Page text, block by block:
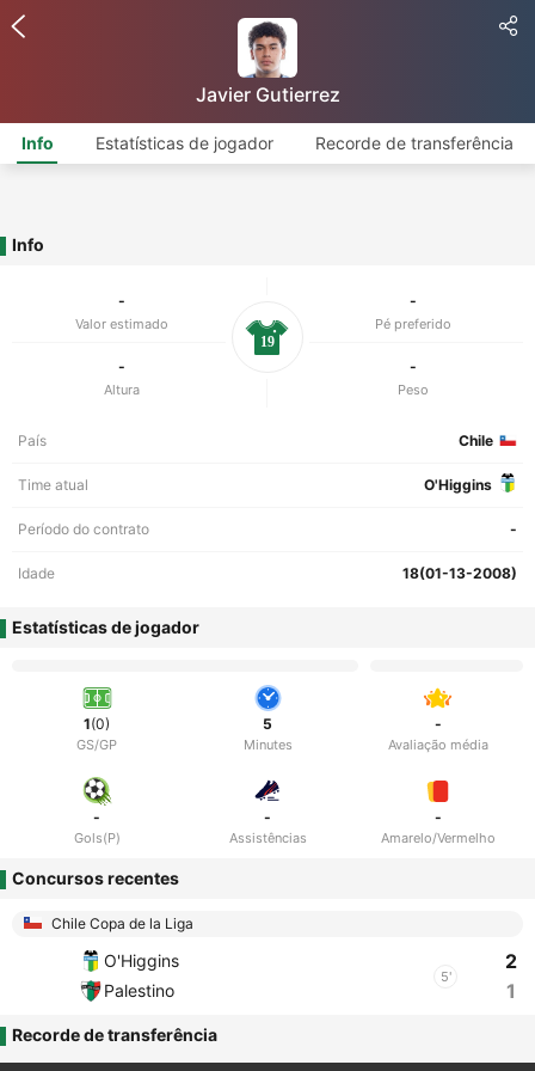
Javier Gutierrez
Info Estatísticas de jogador Recorde de transferência
Info
-
Valor estimado
-
Pé preferido
-
Altura
-
Peso
19
País Chile
Time atual O'Higgins
Período do contrato -
Idade 18(01-13-2008)
Estatísticas de jogador
1(0)
GS/GP
5
Minutes
-
Avaliação média
-
Gols(P)
-
Assistências
-
Amarelo/Vermelho
Concursos recentes
Chile Copa de la Liga
O'Higgins
Palestino
5'
2
1
Recorde de transferência